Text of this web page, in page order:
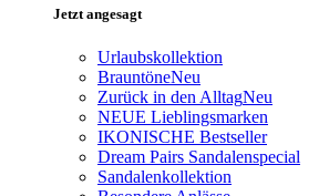
Jetzt angesagt
Urlaubskollektion
BrauntöneNeu
Zurück in den AlltagNeu
NEUE Lieblingsmarken
IKONISCHE Bestseller
Dream Pairs Sandalenspecial
Sandalenkollektion